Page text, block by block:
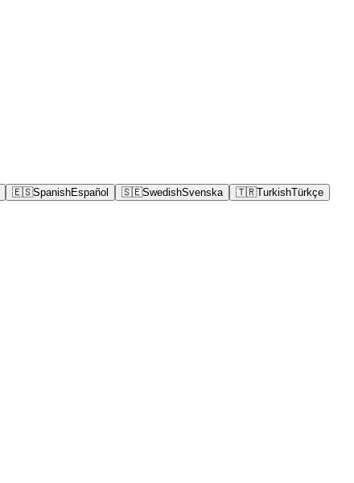
🇪🇸SpanishEspañol 🇸🇪SwedishSvenska 🇹🇷TurkishTürkçe